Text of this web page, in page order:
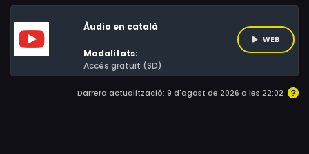
Àudio en català
Modalitats:
Accés gratuït (SD)
WEB
Darrera actualització: 9 d'agost de 2026 a les 22:02